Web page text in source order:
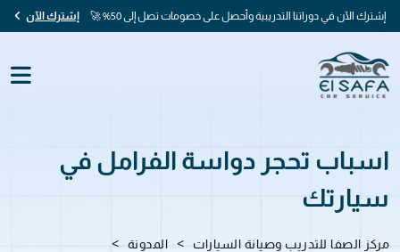
إشترك الآن في دوراتنا التدريبية وأحصل على خصومات تصل إلى 50% 🚀 إشترك الآن
اسباب تحجر دواسة الفرامل في
سيارتك
مركز الصفا للتدريب وصيانة السيارات > المدونة >